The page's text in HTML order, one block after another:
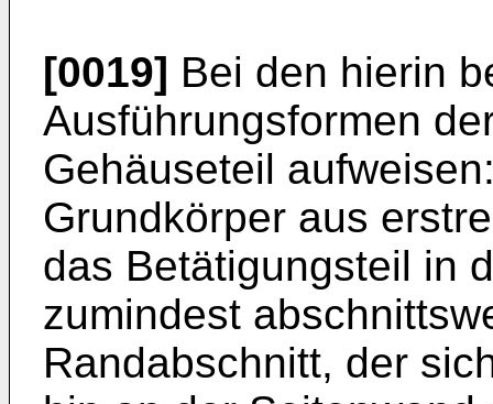
[0019] Bei den hierin
Ausführungsformen
Gehäuseteil
Grundkörper aus
das Betätigungsteil in
zumindest
Randabschnitt, der